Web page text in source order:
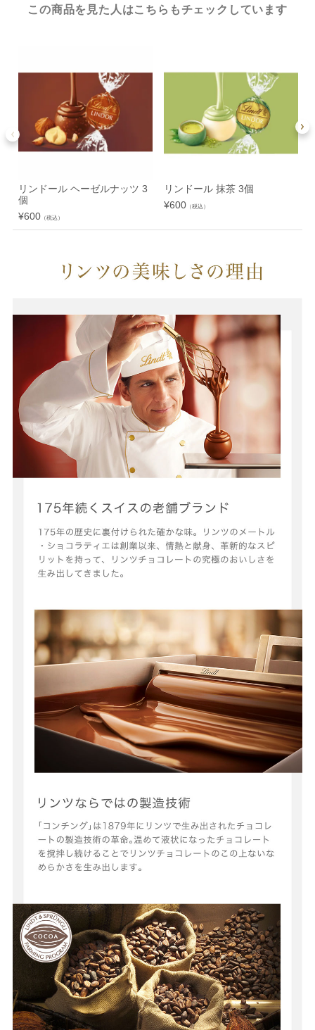
この商品を見た人はこちらもチェックしています
リンドール ヘーゼルナッツ 3
個
¥600（税込）
リンドール 抹茶 3個
¥600（税込）